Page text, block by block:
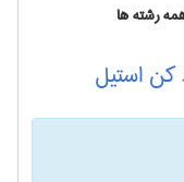
رشته ها
کن استیل